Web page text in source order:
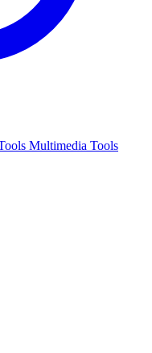
Multimedia Tools